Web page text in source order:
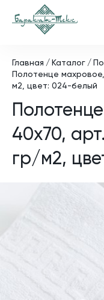
Главная Каталог
Полотенце
м2, цвет: 024-белый
40х70,
гр/м2,